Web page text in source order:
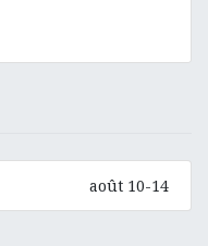
août 10-14